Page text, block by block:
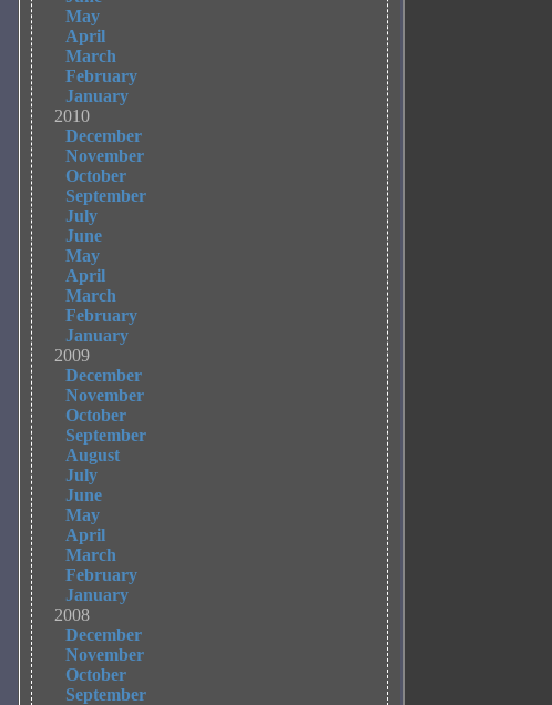
May
April
March
February
January
2010
December
November
October
September
July
June
May
April
March
February
January
2009
December
November
October
September
August
July
June
May
April
March
February
January
2008
December
November
October
September